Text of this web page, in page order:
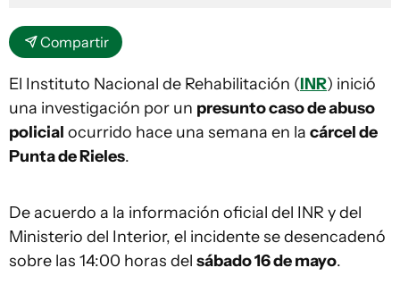
Compartir
El Instituto Nacional de Rehabilitación (INR) inició
una investigación por un presunto caso de abuso
policial ocurrido hace una semana en la cárcel de
Punta de Rieles.
De acuerdo a la información oficial del INR y del
Ministerio del Interior, el incidente se desencadenó
sobre las 14:00 horas del sábado 16 de mayo.